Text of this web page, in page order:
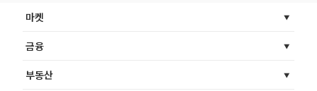
마켓
금융
부동산